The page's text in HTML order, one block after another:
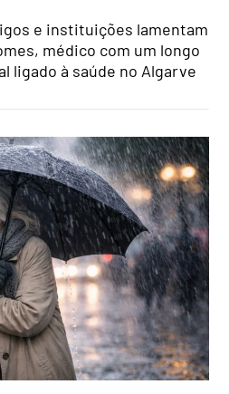
e instituições lamentam
médico com um longo
ligado à saúde no Algarve